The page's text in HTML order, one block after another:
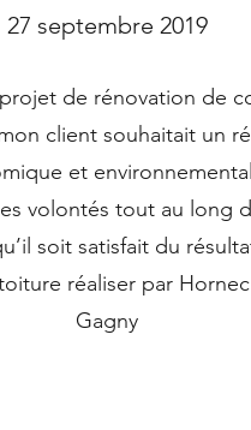
27 septembre 2019
de rénovation de
client souhaitait un
et
volontés tout au long
soit satisfait du
réaliser par
Gagny